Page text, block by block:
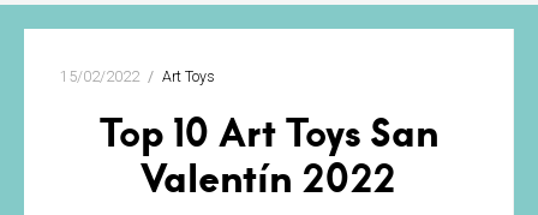
15/02/2022 Art Toys
Top 10 Art Toys San
Valentín 2022